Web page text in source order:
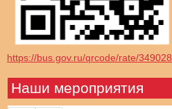
https://bus.gov.ru/qrcode/rate/349028
Наши мероприятия